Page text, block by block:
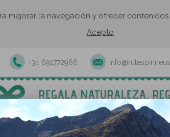
mejorar la navegación y ofrecer
Acepto
+34 691772966